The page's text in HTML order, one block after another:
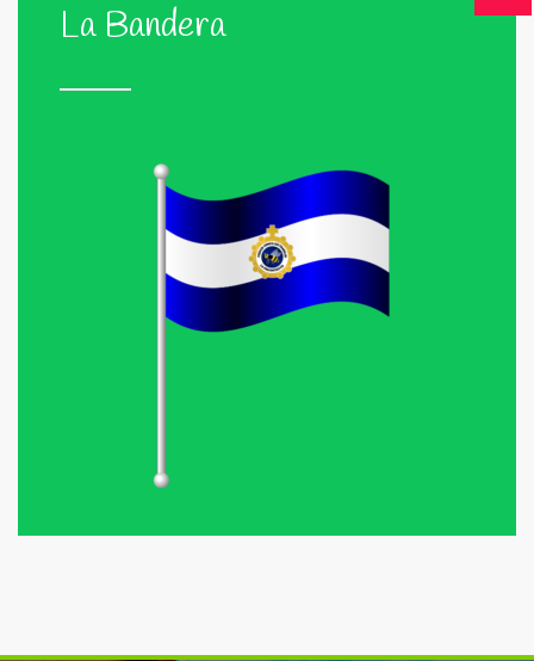
La Bandera